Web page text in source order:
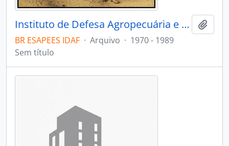
Instituto de Defesa Agropecuária e Florestal do Espírito Santo
BR ESAPEES IDAF · Arquivo · 1970 - 1989
Sem título